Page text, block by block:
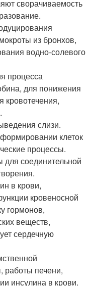
сворачиваемость
из бронхов,
водно-солевого
процесса
для понижения
кровотечения,
слизи.
клеток
процессы.
для соединительной
в крови,
кровеносной
гормонов,
веществ,
сердечную
работы печени,
инсулина в крови.